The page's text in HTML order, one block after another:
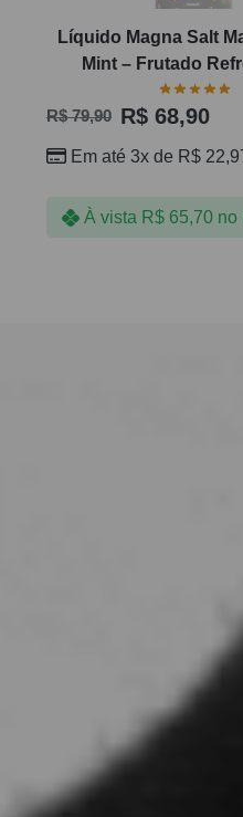
Líquido Magna Salt
Mint – Frutado
R$79,90 R$ 68,90
Em até 3x de R$
À vista R$65,70 no